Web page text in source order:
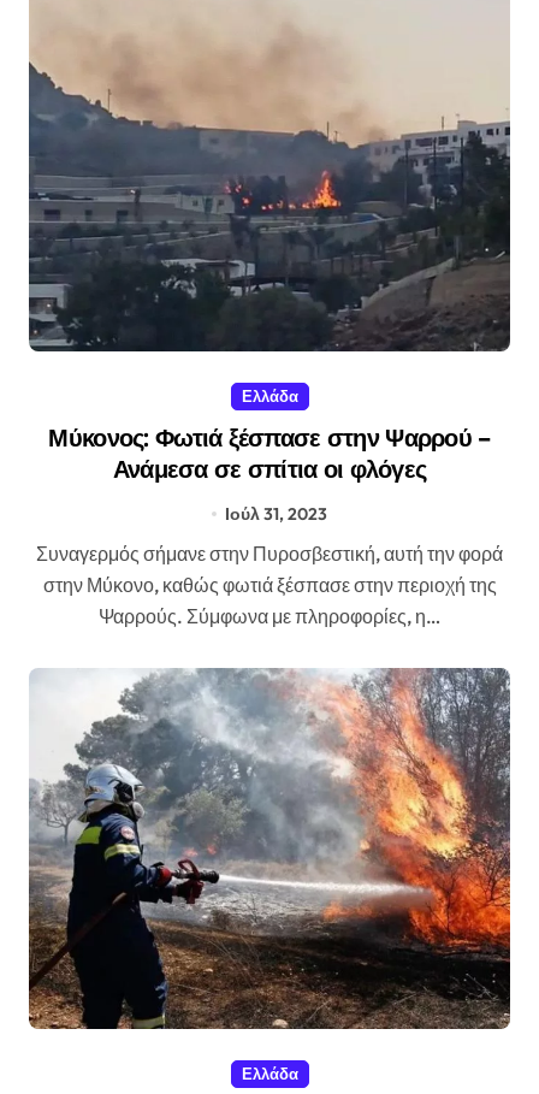
Ελλάδα
Μύκονος: Φωτιά ξέσπασε στην Ψαρρού –
Ανάμεσα σε σπίτια οι φλόγες
Ιούλ 31, 2023
Συναγερμός σήμανε στην Πυροσβεστική, αυτή την φορά
στην Μύκονο, καθώς φωτιά ξέσπασε στην περιοχή της
Ψαρρούς. Σύμφωνα με πληροφορίες, η…
Ελλάδα